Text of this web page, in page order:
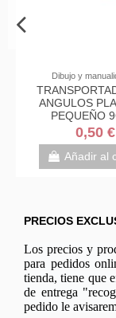
Dibujo y
ANGULOS
PEQUEÑO
0,50 €
Añadir al
PRECIOS
Los precios y
para pedidos
tienda, tiene que
de entrega
pedido le